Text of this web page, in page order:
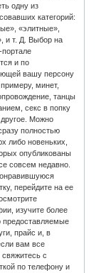
одну из
категорий:
«элитные»,
и т. Д. Выбор на
портале
и по
вашу персону
минет,
танцы
секс в попку
Можно
полностью
либо новеньких,
опубликованы
совсем недавно.
перейдите на ее
изучите более
предоставляемые
прайс и, в
вам все
свяжитесь с
по телефону и